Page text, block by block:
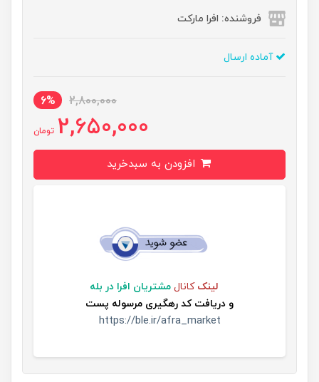
فروشنده: افرا مارکت
آماده ارسال
2,800,000
6%
2,650,000 تومان
لینک کانال مشتریان افرا در بله
و دریافت کد رهگیری مرسوله پست
https://ble.ir/afra_market